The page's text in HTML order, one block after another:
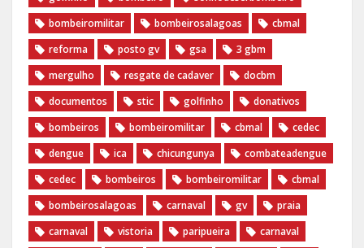
bombeiromilitar
bombeirosalagoas
cbmal
reforma
posto gv gsa
3 gbm
mergulho
resgate de cadaver
docbm
documentos
stic golfinho
donativos
bombeiros
bombeiromilitar cbmal
cedec
dengue
ica chicungunya
combateadengue
cedec
bombeiros bombeiromilitar
cbmal
bombeirosalagoas
carnaval gv
praia
carnaval
vistoria paripueira
carnaval